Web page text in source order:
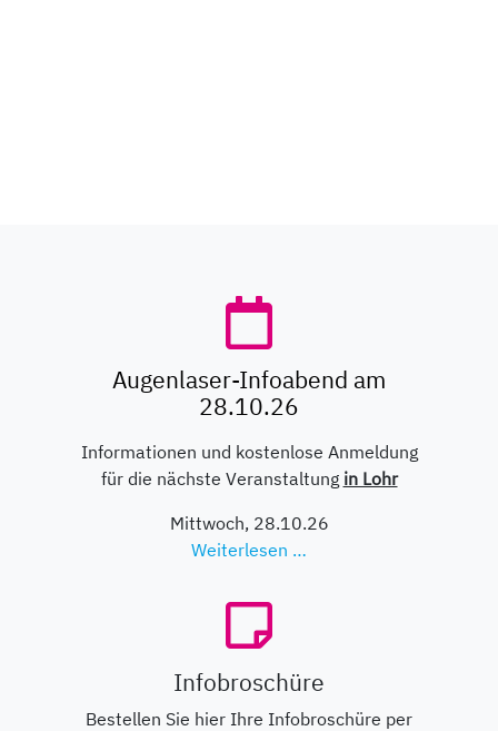
Augenlaser-Infoabend am
28.10.26
Informationen und kostenlose Anmeldung
für die nächste Veranstaltung in Lohr
Mittwoch, 28.10.26
Weiterlesen …
Infobroschüre
Bestellen Sie hier Ihre Infobroschüre per